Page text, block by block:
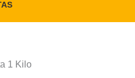
1 Kilo